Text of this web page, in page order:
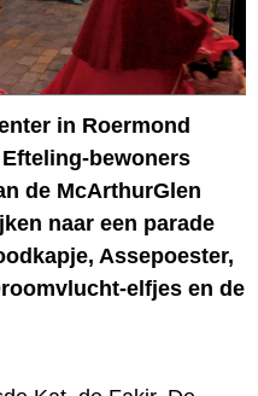
in Roermond
bewoners
de McArthurGlen
naar een parade
Assepoester,
elfjes en de